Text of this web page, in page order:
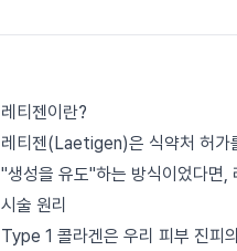
레티젠이란?
레티젠(Laetigen)은 식약처 허가
"생성을 유도"하는 방식이었다면,
시술 원리
Type 1 콜라겐은 우리 피부 진피